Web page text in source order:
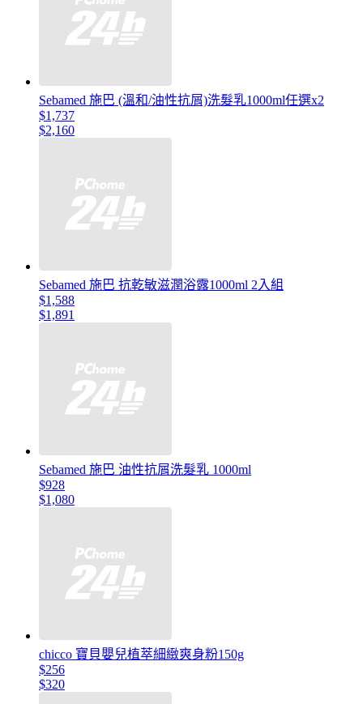
Sebamed 施巴 (溫和/油性抗屑)洗髮乳1000ml任選x2
$1,737
$2,160
Sebamed 施巴 抗乾敏滋潤浴露1000ml 2入組
$1,588
$1,891
Sebamed 施巴 油性抗屑洗髮乳 1000ml
$928
$1,080
chicco 寶貝嬰兒植萃細緻爽身粉150g
$256
$320